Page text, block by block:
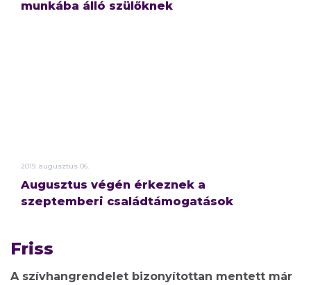
munkába álló szülőknek
2019. augusztus 06.
Augusztus végén érkeznek a
szeptemberi családtámogatások
Friss
A szívhangrendelet bizonyítottan mentett már